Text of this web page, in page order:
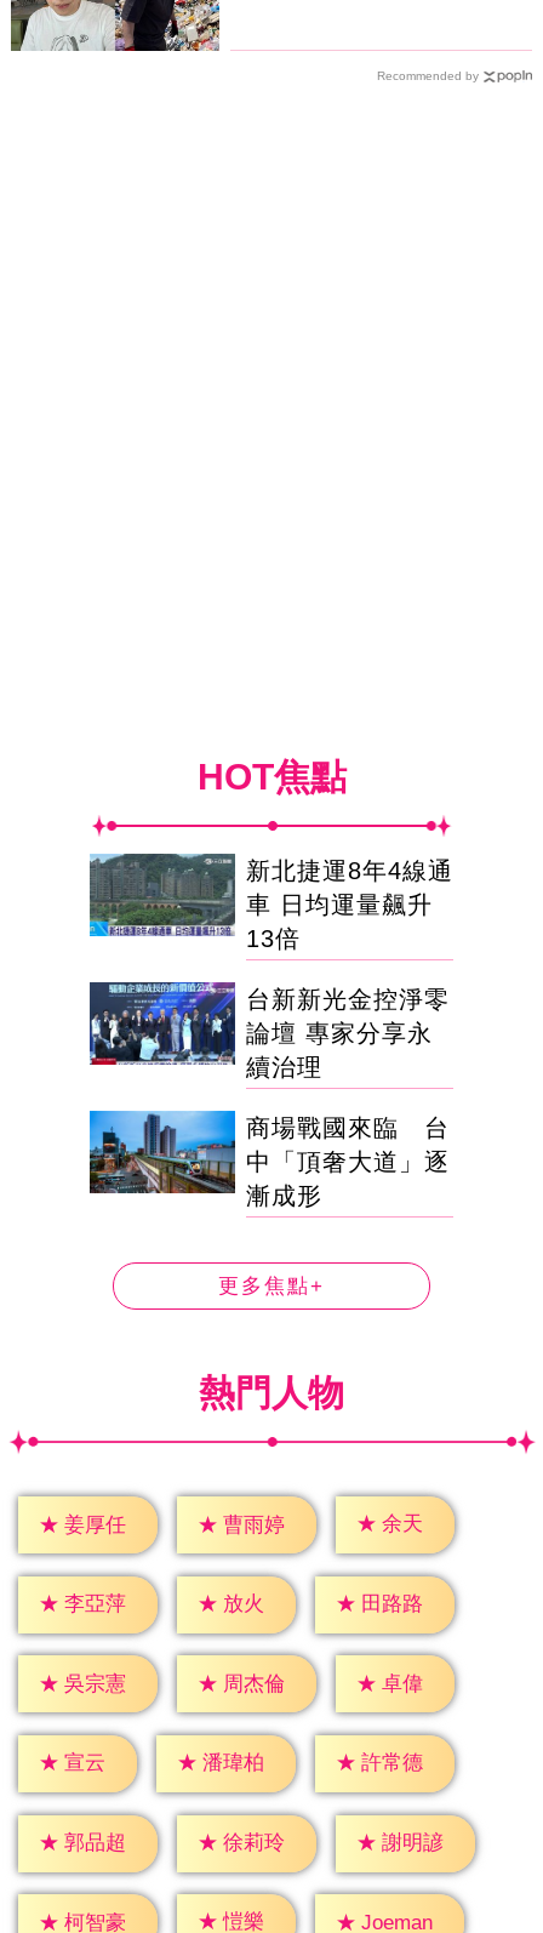
Recommended by
HOT焦點
新北捷運8年4線通
車 日均運量飆升
13倍
台新新光金控淨零
論壇 專家分享永
續治理
商場戰國來臨 台
中「頂奢大道」逐
漸成形
更多焦點+
熱門人物
★ 姜厚任 ★ 曹雨婷 ★ 余天
★ 李亞萍 ★ 放火 ★ 田路路
★ 吳宗憲 ★ 周杰倫 ★ 卓偉
★ 宣云 ★ 潘瑋柏 ★ 許常德
★ 郭品超 ★ 徐莉玲 ★ 謝明諺
★ 柯智豪 ★ 愷樂 ★ Joeman